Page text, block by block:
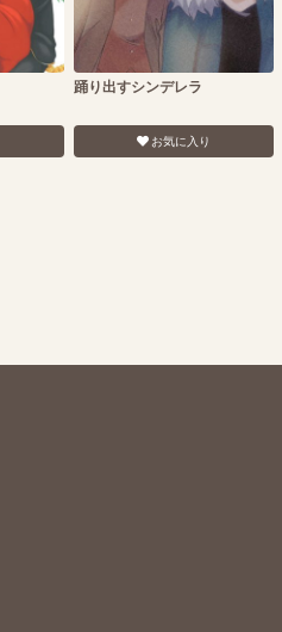
踊り出すシンデレラ
お気に入り